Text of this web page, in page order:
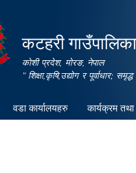
कटहरी
कोशी प्रदेश, मोरङ, नेपाल
" शिक्षा,कृषि,उद्योग र पूर्वाधार;
वडा कार्यालयहरु कार्यक्रम तथा